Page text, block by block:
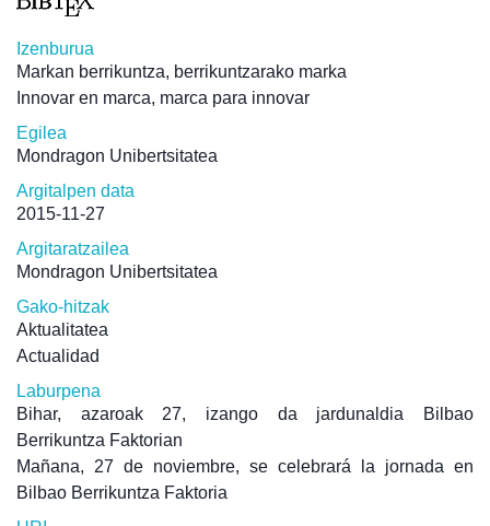
Izenburua
Markan berrikuntza, berrikuntzarako marka
Innovar en marca, marca para innovar
Egilea
Mondragon Unibertsitatea
Argitalpen data
2015-11-27
Argitaratzailea
Mondragon Unibertsitatea
Gako-hitzak
Aktualitatea
Actualidad
Laburpena
Bihar, azaroak 27, izango da jardunaldia Bilbao
Berrikuntza Faktorian
Mañana, 27 de noviembre, se celebrará la jornada en
Bilbao Berrikuntza Faktoria